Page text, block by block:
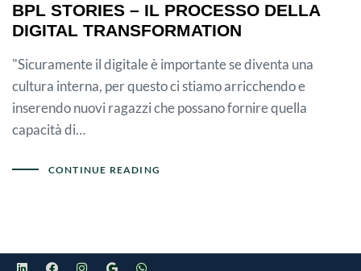
BPL STORIES – IL PROCESSO DELLA
DIGITAL TRANSFORMATION
"Sicuramente il digitale è importante se diventa una
cultura interna, per questo ci stiamo arricchendo e
inserendo nuovi ragazzi che possano fornire quella
capacità di…
CONTINUE READING